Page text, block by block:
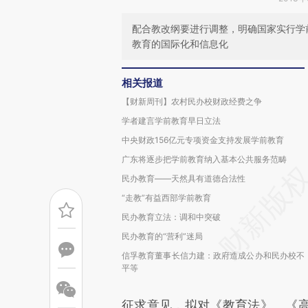
配合教改纲要进行调整，明确国家实行
教育的国际化和信息化
相关报道
【财新周刊】农村民办校财政经费之争
学者建言学前教育早日立法
中央财政156亿元专项资金支持发展学前教育
广东将逐步把学前教育纳入基本公共服务范畴
民办教育——天然具有道德合法性
“走教”有益西部学前教育
民办教育立法：调和中突破
民办教育的“营利”迷局
信孚教育董事长信力建：政府造成公办和民办校不
平等
征求意见，拟对《教育法》、《